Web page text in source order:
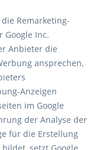
Remarketing-
Inc.
Anbieter die
ansprechen,
Anzeigen
im Google
der Analyse der
für die Erstellung